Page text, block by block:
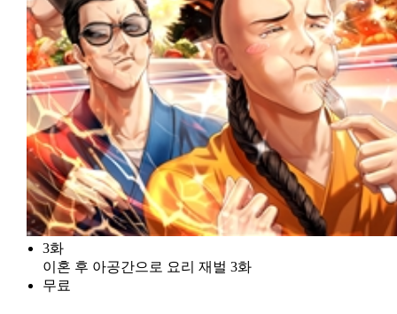
3화
이혼 후 아공간으로 요리 재벌 3화
무료